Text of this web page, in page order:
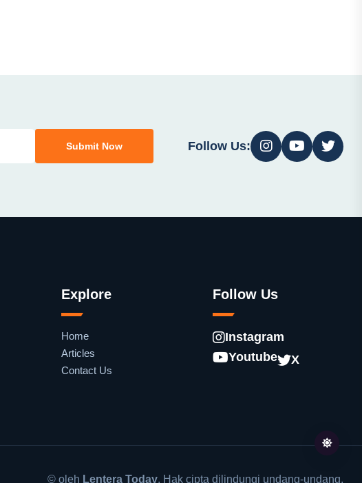
Submit Now Follow Us:
Explore
Home
Articles
Contact Us
Follow Us
Instagram
Youtube
X
© oleh Lentera Today. Hak cipta dilindungi undang-undang.